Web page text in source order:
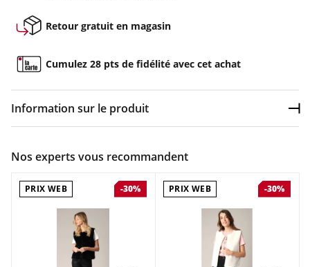
Retour gratuit en magasin
Cumulez 28 pts de fidélité avec cet achat
Information sur le produit
Pull en maille douce avec motif cœur contrasté sur la
Nos experts vous recommandent
PRIX WEB -30% PRIX WEB -30%